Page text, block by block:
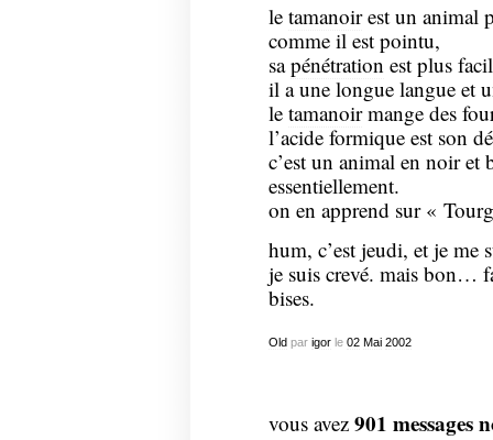
le tamanoirest un animal
comme il est pointu,
sapénétration est plus
il a une longue langue et
le tamanoirmange des
l’acide formique est son
c’est un animal en noir et
essentiellement.
on en apprend sur «
hum, c’est jeudi, et je me
je suis crevé. mais bon…
bises.
Oldpar igorle 02 Mai 2002
vous avez 901 messages